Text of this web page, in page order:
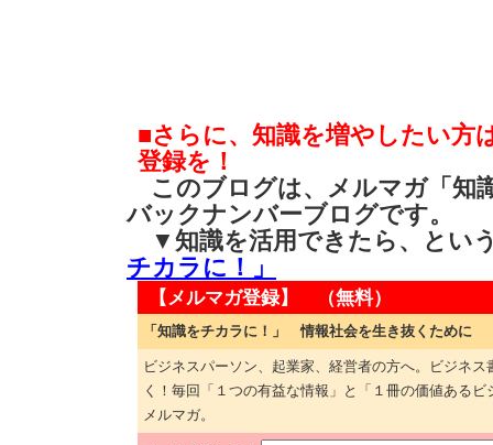
■さらに、知識を増やしたい方
登録を！
このブログは、メルマガ「知
バックナンバーブログです。
▼知識を活用できたら、と
チカラに！」
【メルマガ登録】 （無料）
「知識をチカラに！」 情報社会を生き抜くために
ビジネスパーソン、起業家、経営者の方へ。ビジネ
く！毎回「１つの有益な情報」と「１冊の価値ある
メルマガ。